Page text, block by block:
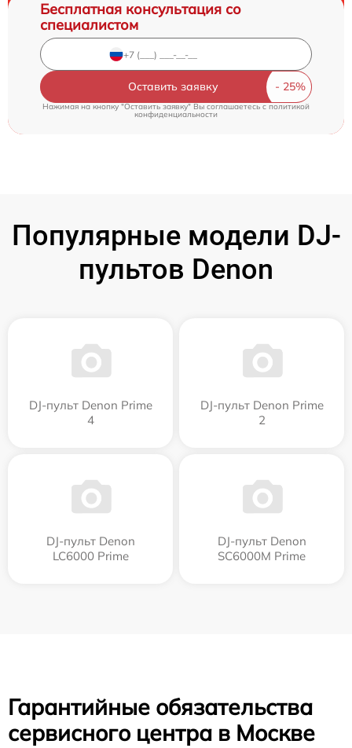
Бесплатная консультация со
специалистом
Оставить заявку
Нажимая на кнопку "Оставить заявку" Вы соглашаетесь c политикой
конфиденциальности
Популярные модели DJ-
пультов Denon
DJ-пульт Denon Prime
4
DJ-пульт Denon Prime
2
DJ-пульт Denon
LC6000 Prime
DJ-пульт Denon
SC6000M Prime
Гарантийные обязательства
сервисного центра в Москве